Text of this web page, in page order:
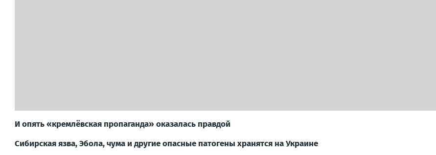
И опять «кремлёвская пропаганда» оказалась правдой
Сибирская язва, Эбола, чума и другие опасные патогены хранятся на Украине